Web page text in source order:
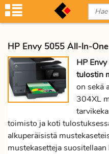
HP Envy 5055 All-ln-
HP
tulostin
on sekä
304XL
toimisto ja koti
alkuperäisistä
mustekasetteja